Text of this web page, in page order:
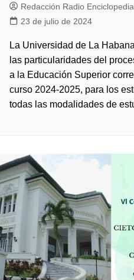
Redacción Radio Enciclopedia
23 de julio de 2024
La Universidad de La
las particularidades del
a la Educación Superior
curso 2024-2025, para los
todas las modalidades de